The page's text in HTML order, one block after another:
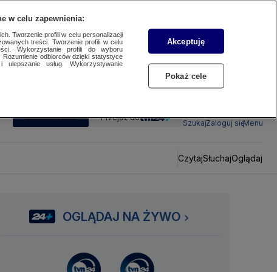
SUBSKRYBUJ Przejdź do
SzukajZaloguj sięMenu
CzytajSłuchajOglądaj
OGLĄDAJ NA ŻYWO
w celu zapewnienia:
Tworzenie profili w celu personalizacji
treści. Tworzenie profili w celu
Wykorzystanie profili do wyboru
odbiorców dzięki statystyce
usług. Wykorzystywanie
Akceptuję
Pokaż cele